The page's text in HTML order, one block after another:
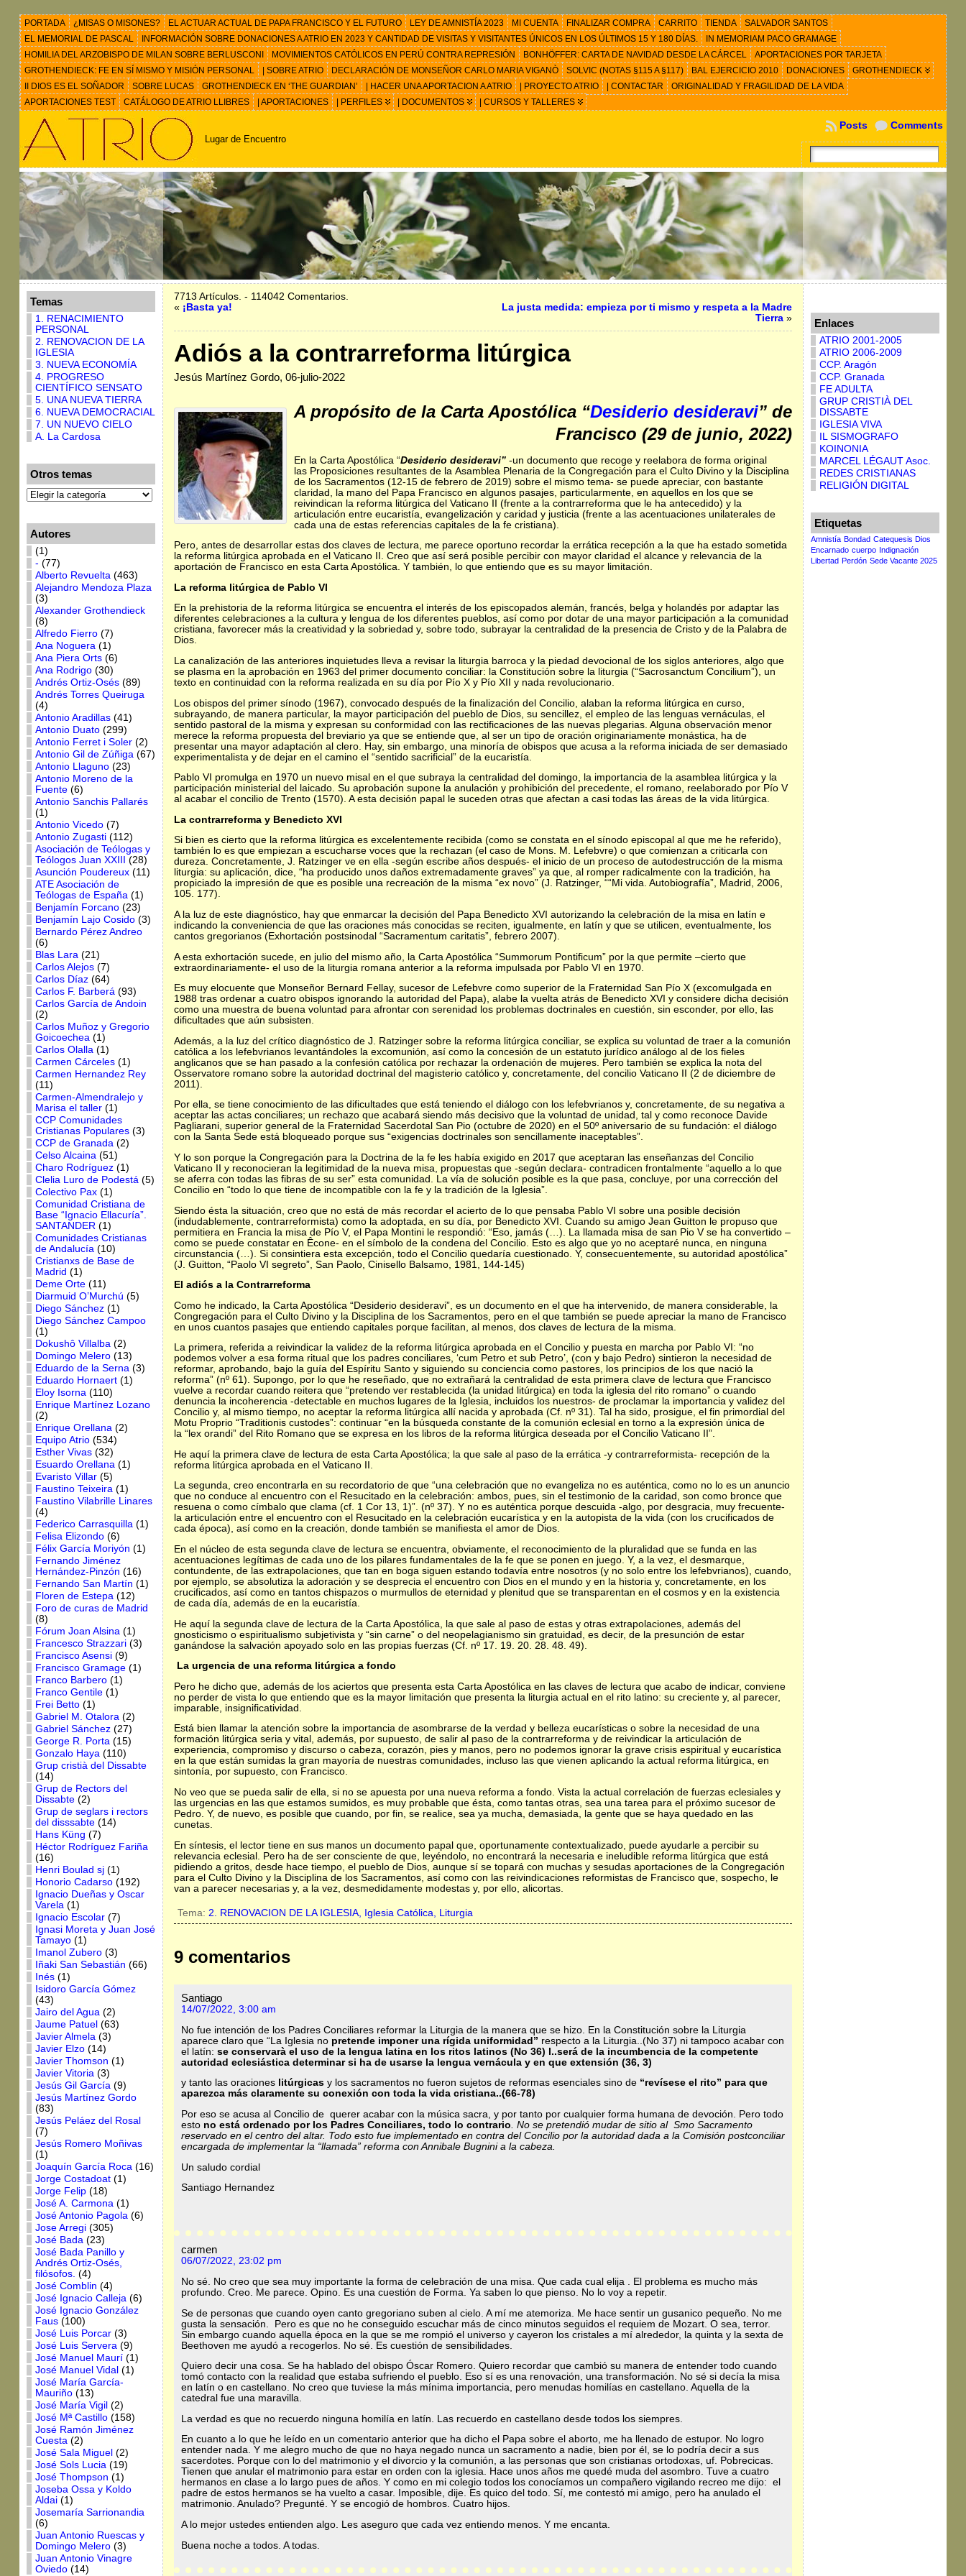
PORTADA ¿MISAS O MISONES? EL ACTUAR ACTUAL DE PAPA FRANCISCO Y EL FUTURO LEY DE AMNISTÍA 2023 MI CUENTA FINALIZAR COMPRA CARRITO TIENDA
SALVADOR SANTOS
EL MEMORIAL DE PASCAL
INFORMACIÓN SOBRE DONACIONES A ATRIO EN 2023 Y CANTIDAD DE VISITAS Y VISITANTES ÚNICOS EN LOS ÚLTIMOS 15 Y 180 DÍAS.
IN MEMORIAM PACO GRAMAGE
HOMILIA DEL ARZOBISPO DE MILAN SOBRE BERLUSCONI
MOVIMIENTOS CATÓLICOS EN PERÚ CONTRA REPRESIÓN BONHÖFFER: CARTA DE NAVIDAD DESDE LA CÁRCEL
APORTACIONES POR TARJETA
GROTHENDIECK: FE EN SÍ MISMO Y MISIÓN PERSONAL
| SOBRE ATRIO DECLARACIÓN DE MONSEÑOR CARLO MARIA VIGANÒ SOLVIC (NOTAS §115 A §117) BAL EJERCICIO 2010 DONACIONES
GROTHENDIECK
II DIOS ES EL SOÑADOR
SOBRE LUCAS GROTHENDIECK EN ‘THE GUARDIAN’ | HACER UNA APORTACION A ATRIO | PROYECTO ATRIO | CONTACTAR
ORIGINALIDAD Y FRAGILIDAD DE LA VIDA
APORTACIONES TEST
CATÁLOGO DE ATRIO LLIBRES | APORTACIONES | PERFILES | DOCUMENTOS | CURSOS Y TALLERES
Lugar de Encuentro
Comments
Posts
Temas
1. RENACIMIENTO
PERSONAL
2. RENOVACION DE LA
IGLESIA
3. NUEVA ECONOMÍA
4. PROGRESO
CIENTÍFICO SENSATO
5. UNA NUEVA TIERRA
6. NUEVA DEMOCRACIAL
7. UN NUEVO CIELO
A. La Cardosa
Otros temas
Autores
(1)
- (77)
Alberto Revuelta(463)
Alejandro Mendoza Plaza
(3)
Alexander Grothendieck
(8)
Alfredo Fierro(7)
Ana Noguera(1)
Ana Piera Orts(6)
Ana Rodrigo(30)
Andrés Ortiz-Osés(89)
Andrés Torres Queiruga
(4)
Antonio Aradillas(41)
Antonio Duato(299)
Antonio Ferret i Soler(2)
Antonio Gil de Zúñiga(67)
Antonio Llaguno(23)
Antonio Moreno de la
Fuente(6)
Antonio Sanchis Pallarés
(1)
Antonio Vicedo(7)
Antonio Zugasti(112)
Asociación de Teólogas y
Teólogos Juan XXIII
(28)
Asunción Poudereux(11)
ATE Asociación de
Teólogas de España(1)
Benjamín Forcano(23)
Benjamín Lajo Cosido(3)
Bernardo Pérez Andreo
(6)
Blas Lara(21)
Carlos Alejos(7)
Carlos Díaz(64)
Carlos F. Barberá(93)
Carlos García de Andoin
(2)
Carlos Muñoz y Gregorio
Goicoechea(1)
Carlos Olalla(1)
Carmen Cárceles(1)
Carmen Hernandez Rey
(11)
Carmen-Almendralejo y
Marisa el taller(1)
CCP Comunidades
Cristianas Populares(3)
CCP de Granada(2)
Celso Alcaina(51)
Charo Rodríguez(1)
Clelia Luro de Podestá(5)
Colectivo Pax(1)
Comunidad Cristiana de
Base “Ignacio Ellacuría”.
SANTANDER(1)
Comunidades Cristianas
de Andalucía(10)
Cristianxs de Base de
Madrid (1)
Deme Orte(11)
Diarmuid O’Murchú (5)
Diego Sánchez(1)
Diego Sánchez Campoo
(1)
Dokushô Villalba(2)
Domingo Melero(13)
Eduardo de la Serna(3)
Eduardo Hornaert(1)
Eloy Isorna(110)
Enrique Martínez Lozano
(2)
Enrique Orellana(2)
Equipo Atrio(534)
Esther Vivas(32)
Esuardo Orellana(1)
Evaristo Villar(5)
Faustino Teixeira(1)
Faustino Vilabrille Linares
(4)
Federico Carrasquilla(1)
Felisa Elizondo(6)
Félix García Moriyón (1)
Fernando Jiménez
Hernández-Pinzón (16)
Fernando San Martín (1)
Floren de Estepa(12)
Foro de curas de Madrid
(8)
Fórum Joan Alsina(1)
Francesco Strazzari(3)
Francisco Asensi(9)
Francisco Gramage(1)
Franco Barbero(1)
Franco Gentile(1)
Frei Betto(1)
Gabriel M. Otalora(2)
Gabriel Sánchez(27)
George R. Porta(15)
Gonzalo Haya(110)
Grup cristià del Dissabte
(14)
Grup de Rectors del
Dissabte(2)
Grup de seglars i rectors
del disssabte(14)
Hans Küng (7)
Héctor Rodríguez Fariña
(16)
Henri Boulad sj(1)
Honorio Cadarso(192)
Ignacio Dueñas y Oscar
Varela(1)
Ignacio Escolar(7)
Ignasi Moreta y Juan José
Tamayo(1)
Imanol Zubero(3)
Iñaki San Sebastián (66)
Inés(1)
Isidoro García Gómez
(43)
Jairo del Agua(2)
Jaume Patuel (63)
Javier Almela(3)
Javier Elzo(14)
Javier Thomson (1)
Javier Vitoria(3)
Jesús Gil García(9)
Jesús Martínez Gordo
(83)
Jesús Peláez del Rosal
(7)
Jesús Romero Moñivas
(1)
Joaquín García Roca(16)
Jorge Costadoat(1)
Jorge Felip(18)
José A. Carmona(1)
José Antonio Pagola(6)
Jose Arregi(305)
José Bada(23)
José Bada Panillo y
Andrés Ortiz-Osés,
filósofos. (4)
José Comblin (4)
José Ignacio Calleja(6)
José Ignacio González
Faus(100)
José Luis Porcar(3)
José Luis Servera(9)
José Manuel Maurí(1)
José Manuel Vidal (1)
José María García-
Mauriño(13)
José María Vigil (2)
José Mª Castillo(158)
José Ramón Jiménez
Cuesta(2)
José Sala Miguel (2)
José Sols Lucia(19)
José Thompson (1)
Joseba Ossa y Koldo
Aldai(1)
Josemaría Sarrionandia
(6)
Juan Antonio Ruescas y
Domingo Melero(3)
Juan Antonio Vinagre
Oviedo(14)
7713 Artículos. - 114042 Comentarios.
« ¡Basta ya!
La justa medida: empieza por ti mismo y respeta a la Madre
Tierra»
Adiós a la contrarreforma litúrgica
Jesús Martínez Gordo, 06-julio-2022
A propósito de la Carta Apostólica “Desiderio desideravi” de
Francisco (29 de junio, 2022)
En la Carta Apostólica “Desiderio desideravi”-un documento que recoge y reelabora de forma original
las Proposiciones resultantes de la Asamblea Plenaria de la Congregación para el Culto Divino y la Disciplina
de los Sacramentos (12-15 de febrero de 2019) sobre el mismo tema- se puede apreciar, con bastante
claridad, la mano del Papa Francisco en algunos pasajes, particularmente, en aquellos en los que se
reivindican la reforma litúrgica del Vaticano II (frente a la contrarreforma que le ha antecedido) y la
articulación entre eucaristía, evangelización y caridad y justicia (frente a las acentuaciones unilaterales de
cada una de estas referencias capitales de la fe cristiana).
Pero, antes de desarrollar estas dos claves de lectura, me parece oportuno recordar la errática recepción a la que ha estado sometida
la reforma litúrgica aprobada en el Vaticano II. Creo que así será posible percibir con mayor claridad el alcance y relevancia de la
aportación de Francisco en esta Carta Apostólica. Y también, lo que entiendo que es su mayor limitación.
La reforma litúrgica de Pablo VI
En la prehistoria de la reforma litúrgica se encuentra el interés de los episcopados alemán, francés, belga y holandés por adaptar las
diferentes celebraciones a la cultura y lengua de los diferentes pueblos, así como por dotar de una mayor participación a la comunidad
cristiana, favorecer más la creatividad y la sobriedad y, sobre todo, subrayar la centralidad de la presencia de Cristo y de la Palabra de
Dios.
La canalización de las anteriores inquietudes lleva a revisar la liturgia barroca y la piedad devocional de los siglos anteriores, algo que
se plasma en la aprobación en 1963 del primer documento conciliar: la Constitución sobre la liturgia (“Sacrosanctum Concilium”), un
texto en continuidad con la reforma realizada en su día por Pío X y Pío XII y nada revolucionario.
Los obispos del primer sínodo (1967), convocado después de la finalización del Concilio, alaban la reforma litúrgica en curso,
subrayando, de manera particular, la mayor participación del pueblo de Dios, su sencillez, el empleo de las lenguas vernáculas, el
sentido pastoral de la misma y expresan su conformidad con las rectificaciones de las nuevas plegarias. Alguna observación menor
merece la reforma propuesta del breviario ya que se entiende que, al ser un tipo de oración originariamente monástica, ha de
presentar una mayor adaptación al clero. Hay, sin embargo, una minoría de obispos que acusa a la reforma iniciada de ser demasiado
experimentalista y de dejar en el camino el “sentido sacrificial” de la eucaristía.
Pablo VI promulga en 1970 un nuevo misal en el que subraya la centralidad del domingo, la importancia de la asamblea litúrgica y la
participación ministerial del laicado. Su aprobación supone la anulación y prohibición del precedente, el romano, reelaborado por Pío V
al acabar el concilio de Trento (1570). A esta decisión papal le suceden otras que afectan a casi todas las áreas de la vida litúrgica.
La contrarreforma y Benedicto XVI
Si bien es cierto que la reforma litúrgica es excelentemente recibida (como se constata en el sínodo episcopal al que me he referido),
también lo es que empiezan a escucharse voces que la rechazan (el caso de Mons. M. Lefebvre) o que comienzan a criticarla con
dureza. Concretamente, J. Ratzinger ve en ella -según escribe años después- el inicio de un proceso de autodestrucción de la misma
liturgia: su aplicación, dice, “ha producido unos daños extremadamente graves” ya que, al romper radicalmente con la tradición, ha
propiciado la impresión de que es posible una recreación de la misma “ex novo” (J. Ratzinger, ““Mi vida. Autobiografía”, Madrid, 2006,
105. 177).
A la luz de este diagnóstico, hay que enmarcar la decisión del Papa Benedicto XVI autorizando la celebración de la misa en latín e
indicando la conveniencia de que las oraciones más conocidas se reciten, igualmente, en latín y que se utilicen, eventualmente, los
cantos gregorianos (Exhortación postsinodal “Sacramentum caritatis”, febrero 2007).
A esta exhortación sucede, en julio del mismo año, la Carta Apostólica “Summorum Pontificum” por la que permite –cierto que
extraordinariamente- el uso de la liturgia romana anterior a la reforma impulsada por Pablo VI en 1970.
Es muy elocuente que Monseñor Bernard Fellay, sucesor de Lefebvre como superior de la Fraternidad San Pío X (excomulgada en
1988 tras ordenar a cuatro obispos ignorando la autoridad del Papa), alabe la vuelta atrás de Benedicto XVI y considere dicha decisión
como una muestra de buena voluntad para afrontar con serenidad los problemas doctrinales en cuestión, sin esconder, por ello, las
dificultades que aún subsisten.
Además, a la luz del crítico diagnóstico de J. Ratzinger sobre la reforma litúrgica conciliar, se explica su voluntad de traer a la comunión
católica a los lefebvrianos levantándoles la excomunión, así como la concesión de un estatuto jurídico análogo al de los fieles
anglicanos que se han pasado a la confesión católica por rechazar la ordenación de mujeres. Pero también se explica la nota del
Osservatore romano sobre la autoridad doctrinal del magisterio católico y, concretamente, del concilio Vaticano II (2 de diciembre de
2011).
Por ella, se tiene conocimiento de las dificultades que está teniendo el diálogo con los lefebvrianos y, concretamente, de su negativa a
aceptar las actas conciliares; un rechazo que acabará siendo más decisivo que la voluntad de unidad, tal y como reconoce Davide
Pagliarani, superior general de la Fraternidad Sacerdotal San Pio (octubre de 2020) en el 50º aniversario de su fundación: el diálogo
con la Santa Sede está bloqueado porque sus “exigencias doctrinales son sencillamente inaceptables”.
Y lo son porque la Congregación para la Doctrina de la fe les había exigido en 2017 que aceptaran las enseñanzas del Concilio
Vaticano II y reconocieran la legitimidad de la nueva misa, propuestas que -según declara- contradicen frontalmente “aquello a lo que
se aferra con todas las fibras de su ser” esta comunidad. La vía de solución posible es la que pasa, concluye, por una corrección del
Concilio en “todo lo que tiene de incompatible con la fe y la tradición de la Iglesia”.
Siendo ésta la situación, creo que no está de más recordar el acierto de lo que pensaba Pablo VI sobre una posible decisión
(indudablemente, contrarreformista) como la adoptada, en su día, por Benedicto XVI. Cuando su amigo Jean Guitton le propuso que
permitiera en Francia la misa de Pío V, el Papa Montini le respondió: “Eso, jamás (…). La llamada misa de san Pio V se ha convertido –
como se puede constatar en Êcone- en el símbolo de la condena del Concilio. Esto es algo que yo no aceptaré nunca, en ninguna
circunstancia (…). Si consintiera esta excepción, todo el Concilio quedaría cuestionado. Y, consecuentemente, su autoridad apostólica”
(J. Guitton, “Paolo VI segreto”, San Paolo, Cinisello Balsamo, 1981, 144-145)
El adiós a la Contrarreforma
Como he indicado, la Carta Apostólica “Desiderio desideravi”, es un documento en el que ha intervenido, de manera considerable, la
Congregación para el Culto Divino y la Disciplina de los Sacramentos, pero en el que también se puede apreciar la mano de Francisco
en unos cuantos pasajes que entiendo capitales porque facilitan, al menos, dos claves de lectura de la misma.
La primera, referida a reivindicar la validez de la reforma litúrgica aprobada en el Concilio y puesta en marcha por Pablo VI: “no
podemos volver a esa forma ritual que los padres conciliares, ‘cum Petro et sub Petro’, (con y bajo Pedro) sintieron la necesidad de
reformar, aprobando, bajo la guía del Espíritu Santo y siguiendo su conciencia como pastores, los principios de los que nació la
reforma” (nº 61). Supongo, por lo que he reseñado, que no extrañará la centralidad de esta primera clave de lectura que Francisco
vuelve a recordar cuando reitera que “pretendo ver restablecida (la unidad litúrgica) en toda la iglesia del rito romano” o cuando
denuncia la incoherencia -detectable en muchos lugares de la Iglesia, incluidos los nuestros- de proclamar la importancia y validez del
Concilio y, al mismo tiempo, no aceptar la reforma litúrgica allí nacida y aprobada (Cf. nº 31). Tal ha sido, prosigue, el fin primordial del
Motu Proprio “Traditionis custodes”: continuar “en la búsqueda constante de la comunión eclesial en torno a la expresión única de
la “lex orandi” del Rito Romano que se expresa en los libros de la reforma litúrgica deseada por el Concilio Vaticano II”.
He aquí la primera clave de lectura de esta Carta Apostólica; la que sale al paso de la errática -y contrarreformista- recepción de la
reforma litúrgica aprobada en el Vaticano II.
La segunda, creo encontrarla en su recordatorio de que “una celebración que no evangeliza no es auténtica, como no lo es un anuncio
que no conduce al encuentro con el Resucitado en la celebración: ambos, pues, sin el testimonio de la caridad, son como bronce que
resuena o como címbalo que clama (cf. 1 Cor 13, 1)”. (nº 37). Y no es auténtica porque descuida -algo, por desgracia, muy frecuente-
la articulación entre el encuentro con el Resucitado en la celebración eucarística y en la autopista de la vida (con los crucificados de
cada época), así como en la creación, donde también se manifiesta el amor de Dios.
En el núcleo de esta segunda clave de lectura se encuentra, obviamente, el reconocimiento de la pluralidad que se funda en las
acentuaciones legítimas de cada uno de los pilares fundamentales de la fe que se ponen en juego. Y, a la vez, el desmarque,
contundente, de las extrapolaciones, que tan en boga siguen estando todavía entre nosotros (y no solo entre los lefebvrianos), cuando,
por ejemplo, se absolutiza la adoración y se desprecia el encuentro con Dios en el mundo y en la historia y, concretamente, en los
crucificados, así como en tantos chispazos o murmullos de eternidad y plenitud que se transparentan en el cosmos y en la existencia
de cada día, además de en la eucaristía.
He aquí la segunda clave de lectura de la Carta Apostólica, la que sale al paso de estas y otras extrapolaciones, además del
gnosticismo o espiritualismo subjetivista y “sin carne” o del neopelagianismo sin gratuidad, es decir, de la presunción de estar
ganándose la salvación apoyado solo en las propias fuerzas (Cf. nº 17. 19. 20. 28. 48. 49).
La urgencia de una reforma litúrgica a fondo
Pero he dicho que, además de los aciertos que presenta esta Carta Apostólica en las claves de lectura que acabo de indicar, conviene
no perder de vista lo que entiendo que es la mayor limitación que presenta la liturgia actual en el rito latino: su creciente y, al parecer,
imparable, insignificatividad.
Está bien llamar la atención sobre la importancia de asombrarse de la verdad y belleza eucarísticas o sobre la necesidad de una
formación litúrgica seria y vital, además, por supuesto, de salir al paso de la contrarreforma y de reivindicar la articulación de
experiencia, compromiso y discurso o cabeza, corazón, pies y manos, pero no podemos ignorar la grave crisis espiritual y eucarística
en la que están sumidas la gran mayoría de nuestras comunidades, incluso las que vienen aplicando la actual reforma litúrgica, en
sintonía, por supuesto, con Francisco.
No veo que se pueda salir de ella, si no se apuesta por una nueva reforma a fondo. Vista la actual correlación de fuerzas eclesiales y
las urgencias en las que estamos sumidos, es muy probable que ésta, como tantas otras, sea una tarea para el próximo sucesor de
Pedro. Y, de nuevo, es posible que cuando, por fin, se realice, sea ya mucha, demasiada, la gente que se haya quedado en las
cunetas.
En síntesis, el lector tiene en sus manos un documento papal que, oportunamente contextualizado, puede ayudarle a percibir su
relevancia eclesial. Pero ha de ser consciente de que, leyéndolo, no encontrará la necesaria e ineludible reforma litúrgica que está
pidiendo a gritos, desde hace tiempo, el pueblo de Dios, aunque sí se topará con muchas y sesudas aportaciones de la Congregación
para el Culto Divino y la Disciplina de los Sacramentos, así como con las reivindicaciones reformistas de Francisco que, sospecho, le
van a parecer necesarias y, a la vez, desmedidamente modestas y, por ello, alicortas.
Tema: 2. RENOVACION DE LA IGLESIA, Iglesia Católica, Liturgia
9 comentarios
Santiago
14/07/2022, 3:00 am
No fue intención de los Padres Conciliares reformar la Liturgia de la manera que se hizo. En la Constitución sobre la Liturgia
aparece claro que “La Iglesia no pretende imponer una rígida uniformidad” respecto a la Liturgia..(No 37) ni tampoco acabar con
el latín: se conservarà el uso de la lengua latina en los ritos latinos (No 36) l..será de la incumbencia de la competente
autoridad eclesiástica determinar si ha de usarse la lengua vernácula y en que extensión (36, 3)
y tanto las oraciones litúrgicasy los sacramentos no fueron sujetos de reformas esenciales sino de “revísese el rito” para que
aparezca más claramente su conexión con toda la vida cristiana..(66-78)
Por eso se acusa al Concilio de querer acabar con la música sacra, y por tanto por cualquier forma humana de devoción. Pero todo
esto no está ordenado por los Padres Conciliares, todo lo contrario. No se pretendió mudar de sitio al Smo Sacramento
reservado en el centro del altar. Todo esto fue implementado en contra del Concilio por la autoridad dada a la Comisión postconciliar
encargada de implementar la “llamada” reforma con Annibale Bugnini a la cabeza.
Un saludo cordial
Santiago Hernandez
carmen
06/07/2022, 23:02 pm
No sé. No creo que sea muy importante la forma de celebración de una misa. Que cada cual elija . El problema es mucho más
profundo. Creo. Me parece. Opino. Es una cuestión de Forma. Ya saben lo que pienso. No lo voy a repetir.
Se de personas que cuando oyen canto gregoriano suben al cielo. A mí me atemoriza. Me hace sentir un gusanico pequeño. No me
gusta la sensación. Pero es que no he conseguido escuchar más de cinco minutos seguidos el requiem de Mozart. O sea, terror.
Sin embargo cuando aquella época en la que se me rompió el universo y cayeron los cristales a mí alrededor, la quinta y la sexta de
Beethoven me ayudó a recogerlos. No sé. Es cuestión de sensibilidades.
Quiero decir una cosa. Se ha hablado del obispo Óscar Romero. Quiero recordar que cambió su manera de entender todo cuando
tomó contacto con la realidad que estaba sufriendo el pueblo. Eso sí es una renovación, una transformación. No sé si decía la misa
en latín o en castellano. No creo que tuviese la más mínima importancia, pero menudas homilías en castellano. Aquella de la
catedral fue una maravilla.
La verdad es que no recuerdo ninguna homilía en latín. Las recuerdo en castellano desde todos los siempres.
En cuanto a lo que he leído en un comentario anterior que ha dicho el Papa sobre el aborto, me ha llenado de estupor. No logro
entender nada. Y me alegro mucho de que no haya negado nunca un sacramento a nadie, bien por él, se lo podría decir a sus
sacerdotes. Porque con lo del matrimonio y el divorcio y la comunión, a las personas que son cristianas ortodoxas, uf. Pobrecicas.
Tienen que anular el matrimonio para estar en orden con la iglesia. Hace unos años me quedé muda del asombro. Tuve a cuatro
hermanos en clase a lo largo pues de años. Y como en mi colegio todos los conocíamos un compañero vigilando recreo me dijo: el
padre de estos hermanos se ha vuelto a casar. Imposible, dije. Es quico del todo. Sí, me contestó mi amigo, pero ha anulado el
matrimonio. Anulado? Pregunté. Y se encogió de hombros. Cuatro hijos.
A lo mejor ustedes entienden algo. Les aseguro que cada vez entiendo menos. Y me encanta.
Buena noche a todos. A todas.
Enlaces
ATRIO 2001-2005
ATRIO 2006-2009
CCP. Aragón
CCP. Granada
FE ADULTA
GRUP CRISTIÀ DEL
DISSABTE
IGLESIA VIVA
IL SISMOGRAFO
KOINONIA
MARCEL LÉGAUT Asoc.
REDES CRISTIANAS
RELIGIÓN DIGITAL
Etiquetas
Amnistía Bondad Catequesis Dios
Encarnado cuerpo Indignación
Libertad Perdón Sede Vacante 2025